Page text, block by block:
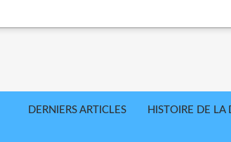
DERNIERS ARTICLES HISTOIRE DE LA